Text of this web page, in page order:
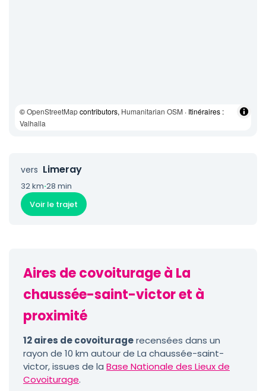
©OpenStreetMapcontributors, Humanitarian OSM · Itinéraires :
Valhalla
vers Limeray
32 km·28 min
Voir le trajet
Aires de covoiturage à La
chaussée-saint-victor et à
proximité
12 aires de covoituragerecensées dans un
rayon de 10 km autour de La chaussée-saint-
victor, issues de la Base Nationale des Lieux de
Covoiturage.